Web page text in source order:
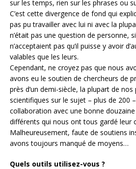
sur les temps, rien sur les phrases ou
C’est cette divergence de fond qui
pas pu travailler avec lui ni avec la
n’était pas une question de personne,
n’acceptaient pas qu’il puisse y avoir
valables que les leurs.
Cependant, ne croyez pas que nous
avons eu le soutien de chercheurs de
près d’un demi-siècle, la plupart de nos
scientifiques sur le sujet – plus de 200
collaboration avec une bonne
différents qui nous ont tous gardé leur
Malheureusement, faute de soutiens
avons toujours manqué de moyens…
Quels outils utilisez-vous ?